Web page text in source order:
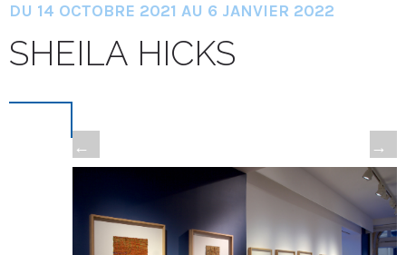
DU 14 OCTOBRE 2021 AU 6 JANVIER 2022
SHEILA HICKS